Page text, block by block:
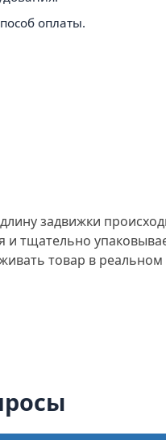
оплаты.
задвижки
и тщательно
товар в